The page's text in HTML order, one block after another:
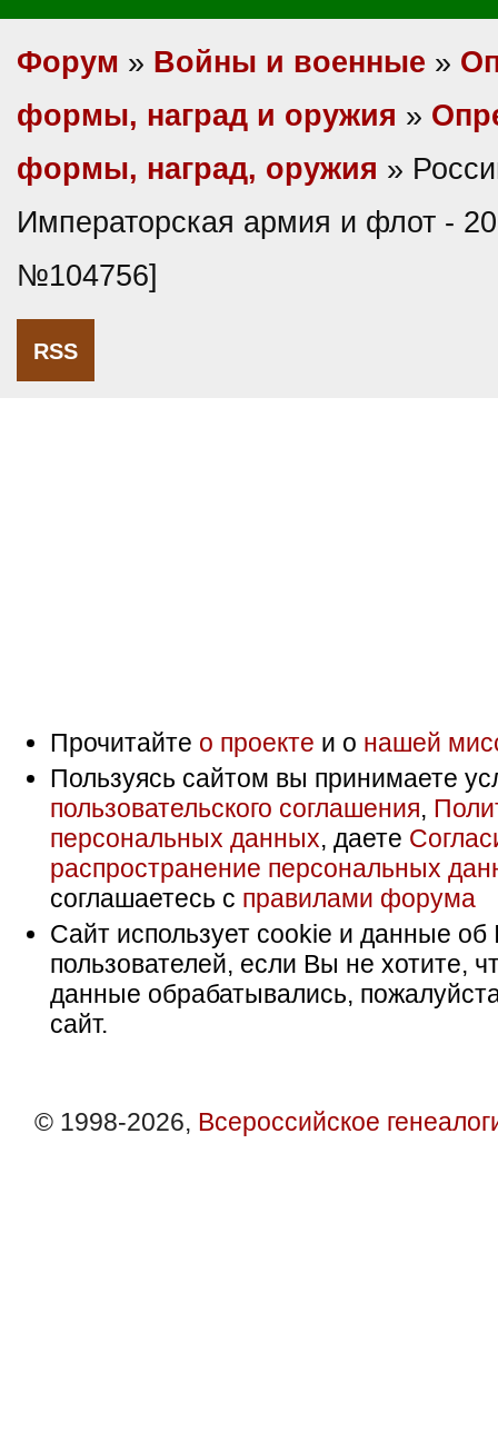
Форум » Войны и военные »
формы, наград и оружия »
формы, наград, оружия »
Императорская армия и флот -
№104756]
RSS
Прочитайте о проекте и о нашей
Пользуясь сайтом вы принимаете
пользовательского соглашения,
персональных данных, даете
распространение персональных
соглашаетесь с правилами форума
Сайт использует cookie и данные об
пользователей, если Вы не хотите,
данные обрабатывались,
сайт.
© 1998-2026, Всероссийское